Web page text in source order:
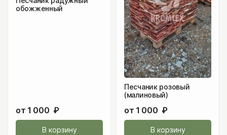
обожженный
от 1 000 ₽
В корзину
Песчаник розовый
(малиновый)
от 1 000 ₽
В корзину